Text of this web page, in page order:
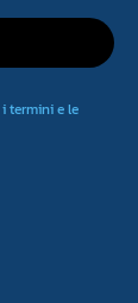
i termini e le